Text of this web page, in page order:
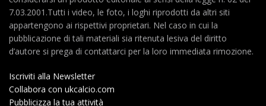
7.03.2001.Tutti i video, le foto, i loghi riprodotti da altri siti
appartengono ai rispettivi proprietari. Nel caso in cui la
pubblicazione di tali materiali sia ritenuta lesiva del diritto
d’autore si prega di contattarci per la loro immediata rimozione.
Iscriviti alla Newsletter
Collabora con ukcalcio.com
Pubblicizza la tua attività